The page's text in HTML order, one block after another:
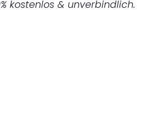
kostenlos & unverbindlich.